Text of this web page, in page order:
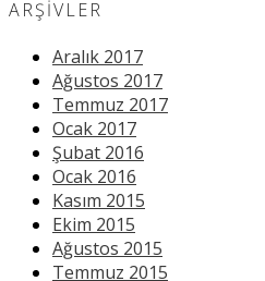
ARŞIVLER
Aralık 2017
Ağustos 2017
Temmuz 2017
Ocak 2017
Şubat 2016
Ocak 2016
Kasım 2015
Ekim 2015
Ağustos 2015
Temmuz 2015